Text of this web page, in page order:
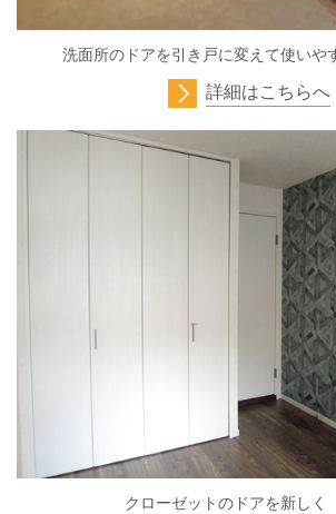
洗面所のドアを引き戸に変え
詳細はこちらへ
クローゼットのドアを新